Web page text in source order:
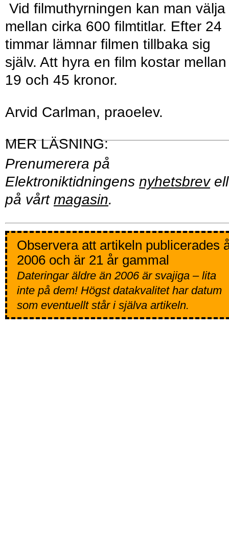
Vid filmuthyrningen kan man välja
mellan cirka 600 filmtitlar. Efter 24
timmar lämnar filmen tillbaka sig
själv. Att hyra en film kostar mellan
19 och 45 kronor.
Arvid Carlman, praoelev.
Prenumerera på
Elektroniktidningens nyhetsbrev
på vårt magasin.
Observera att artikeln publicerades
2006 och är 21 år gammal
Dateringar äldre än 2006 är svajiga – lita
inte på dem! Högst datakvalitet har datum
som eventuellt står i själva artikeln.